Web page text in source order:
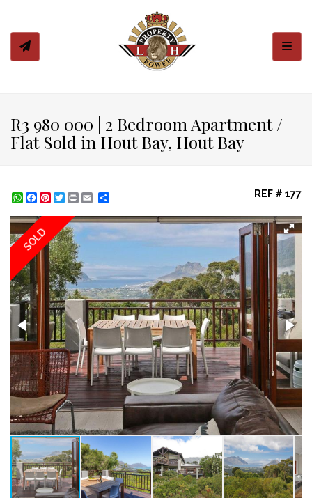
R3 980 000 | 2 Bedroom Apartment /
Flat Sold in Hout Bay, Hout Bay
WhatsApp
Facebook
Pinterest
Twitter
Print REF # 177
SOLD